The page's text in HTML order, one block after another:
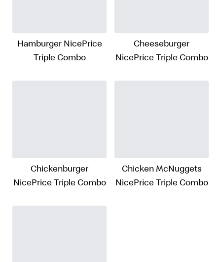
Hamburger NicePrice
Triple Combo
Cheeseburger
NicePrice Triple Combo
Chickenburger
NicePrice Triple Combo
Chicken McNuggets
NicePrice Triple Combo